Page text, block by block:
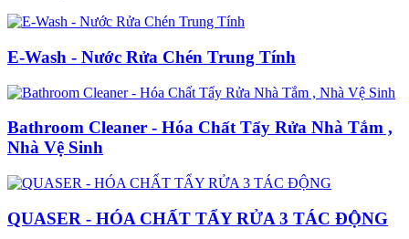
E-Wash - Nước Rửa Chén Trung Tính
Bathroom Cleaner - Hóa Chất Tẩy Rửa Nhà Tắm ,
Nhà Vệ Sinh
QUASER - HÓA CHẤT TẨY RỬA 3 TÁC ĐỘNG